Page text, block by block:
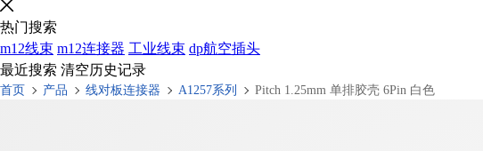
热门搜索
m12线束 m12连接器 工业线束 dp航空插头
最近搜索 清空历史记录
首页 产品 线对板连接器 A1257系列 Pitch 1.25mm 单排胶壳 6Pin 白色